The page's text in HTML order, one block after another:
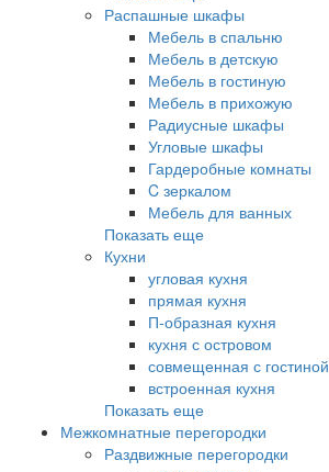
Распашные шкафы
Мебель в спальню
Мебель в детскую
Мебель в гостиную
Мебель в прихожую
Радиусные шкафы
Угловые шкафы
Гардеробные комнаты
C зеркалом
Мебель для ванных
Показать еще
Кухни
угловая кухня
прямая кухня
П-образная кухня
кухня с островом
совмещенная с гостиной
встроенная кухня
Показать еще
Межкомнатные перегородки
Раздвижные перегородки